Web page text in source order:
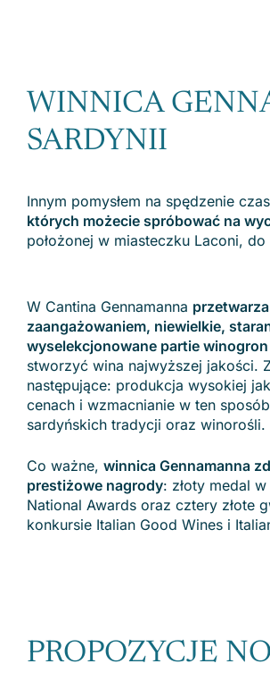
WINNICA
SARDYNII
Innym pomysłem na spędzenie
których możecie spróbować na
położonej w miasteczku Laconi,
W Cantina Gennamanna
zaangażowaniem, niewielkie,
wyselekcjonowane partie
stworzyć wina najwyższej jakości.
następujące: produkcja wysokiej
cenach i wzmacnianie w ten
sardyńskich tradycji oraz winorośli.
Co ważne, winnica Gennamanna
prestiżowe nagrody: złoty medal
National Awards oraz cztery złote
konkursie Italian Good Wines i
PROPOZYCJE